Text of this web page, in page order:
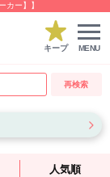
カー】】
キープ MENU
再検索
人気順